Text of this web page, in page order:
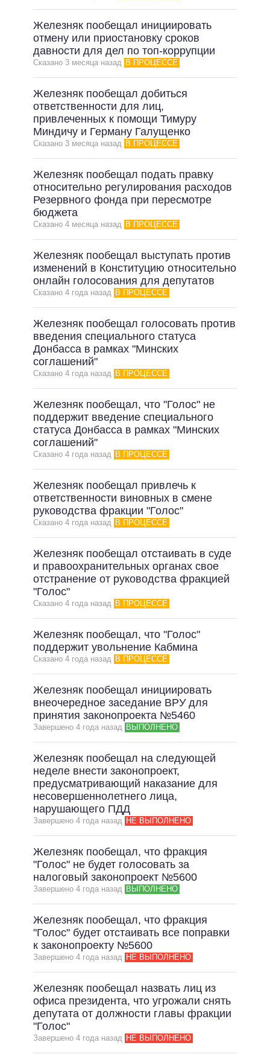
Железняк пообещал инициировать
отмену или приостановку сроков
давности для дел по топ-коррупции
Сказано 3 месяца назад В ПРОЦЕССЕ
Железняк пообещал добиться
ответственности для лиц,
привлеченных к помощи Тимуру
Миндичу и Герману Галущенко
Сказано 3 месяца назад В ПРОЦЕССЕ
Железняк пообещал подать правку
относительно регулирования расходов
Резервного фонда при пересмотре
бюджета
Сказано 4 месяца назад В ПРОЦЕССЕ
Железняк пообещал выступать против
изменений в Конституцию относительно
онлайн голосования для депутатов
Сказано 4 года назад В ПРОЦЕССЕ
Железняк пообещал голосовать против
введения специального статуса
Донбасса в рамках "Минских
соглашений"
Сказано 4 года назад В ПРОЦЕССЕ
Железняк пообещал, что "Голос" не
поддержит введение специального
статуса Донбасса в рамках "Минских
соглашений"
Сказано 4 года назад В ПРОЦЕССЕ
Железняк пообещал привлечь к
ответственности виновных в смене
руководства фракции "Голос"
Сказано 4 года назад В ПРОЦЕССЕ
Железняк пообещал отстаивать в суде
и правоохранительных органах свое
отстранение от руководства фракцией
"Голос"
Сказано 4 года назад В ПРОЦЕССЕ
Железняк пообещал, что "Голос"
поддержит увольнение Кабмина
Сказано 4 года назад В ПРОЦЕССЕ
Железняк пообещал инициировать
внеочередное заседание ВРУ для
принятия законопроекта №5460
Завершено 4 года назад ВЫПОЛНЕНО
Железняк пообещал на следующей
неделе внести законопроект,
предусматривающий наказание для
несовершеннолетнего лица,
нарушающего ПДД
Завершено 4 года назад НЕ ВЫПОЛНЕНО
Железняк пообещал, что фракция
"Голос" не будет голосовать за
налоговый законопроект №5600
Завершено 4 года назад ВЫПОЛНЕНО
Железняк пообещал, что фракция
"Голос" будет отстаивать все поправки
к законопроекту №5600
Завершено 4 года назад НЕ ВЫПОЛНЕНО
Железняк пообещал назвать лиц из
офиса президента, что угрожали снять
депутата от должности главы фракции
"Голос"
Завершено 4 года назад НЕ ВЫПОЛНЕНО